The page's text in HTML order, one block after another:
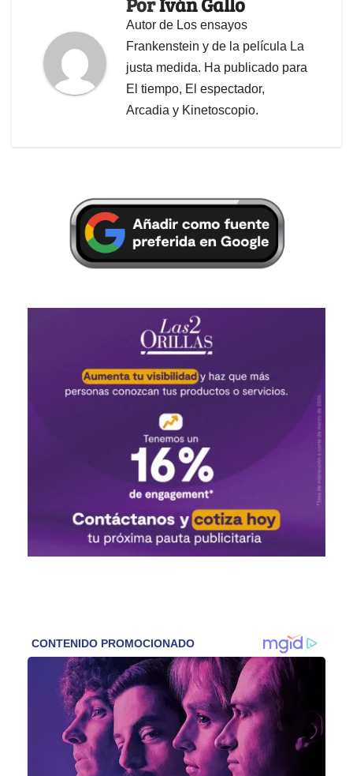
Autor de Los ensayos
Frankenstein y de la película La
justa medida. Ha publicado para
El tiempo, El espectador,
Arcadia y Kinetoscopio.